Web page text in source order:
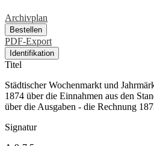
Archivplan
Bestellen
PDF-Export
Identifikation
Titel
Städtischer Wochenmarkt und
1874 über die Einnahmen aus den
über die Ausgaben - die Rechnung
Signatur